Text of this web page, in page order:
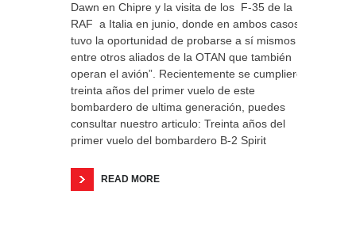
Dawn en Chipre y la visita de los F-35 de la
RAF a Italia en junio, donde en ambos casos
tuvo la oportunidad de probarse a sí mismos
entre otros aliados de la OTAN que también
operan el avión”. Recientemente se cumplieron
treinta años del primer vuelo de este
bombardero de ultima generación, puedes
consultar nuestro articulo: Treinta años del
primer vuelo del bombardero B-2 Spirit
READ MORE